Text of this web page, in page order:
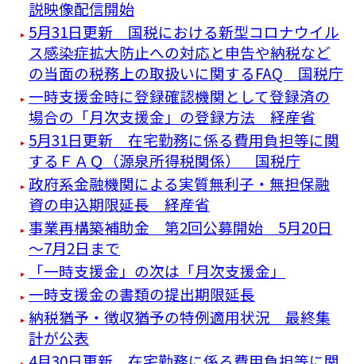
説映像配信開始
5月31日更新 国税における新型コロナウイル
ス感染症拡大防止への対応と申告や納税など
の当面の税務上の取扱いに関するFAQ 国税庁
一時支援金時に登録確認機関として登録済の
場合の「月次支援金」の登録方法 経産省
5月31日更新 在宅勤務に係る費用負担等に関
するＦＡＱ（源泉所得税関係） 国税庁
政府系金融機関による実質無利子・無担保融
資の申込期限延長 経産省
事業再構築補助金 第2回公募開始 5月20日
～7月2日まで
「一時支援金」の次は「月次支援金」
一時支援金の書類の提出期限延長
納税猶予・徴収猶予の特例適用状況 最終集
計が公表